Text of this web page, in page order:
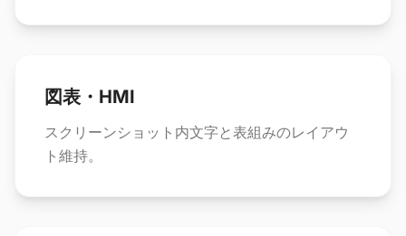
図表・HMI
スクリーンショット内文字と表組みのレイアウ
ト維持。